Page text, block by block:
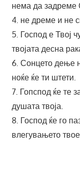
нема да задреме
4. не дреме и не
5. Господ е Твој
твојата десна
6. Сонцето дење
ноќе ќе ти штети.
7. Гопспод ќе те
душата твоја.
8. Господ ќе го
влегувањето